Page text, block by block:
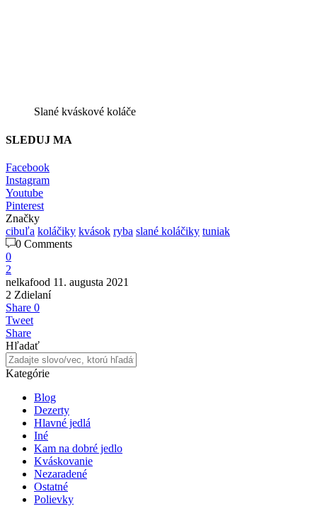
Slané kváskové koláče
SLEDUJ MA
Facebook
Instagram
Youtube
Pinterest
Značky
cibuľa koláčiky kvások ryba slané koláčiky tuniak
0 Comments
0
2
nelkafood 11. augusta 2021
2 Zdielaní
Share 0
Tweet
Share
Hľadať
Kategórie
Blog
Dezerty
Hlavné jedlá
Iné
Kam na dobré jedlo
Kváskovanie
Nezaradené
Ostatné
Polievky